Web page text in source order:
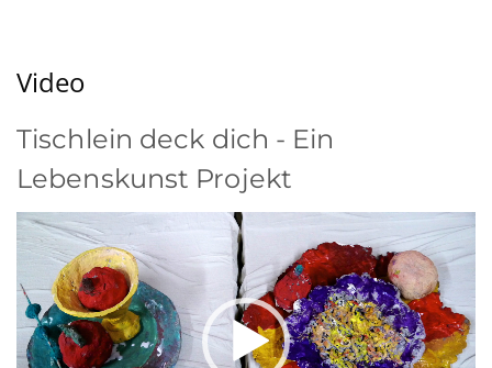
Video
Tischlein deck dich - Ein
Lebenskunst Projekt
Video-
Player